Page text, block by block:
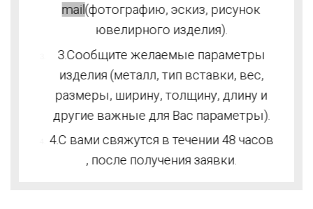
mail (фотографию, эскиз, рисунок
ювелирного изделия).
3.Сообщите желаемые параметры
изделия (металл, тип вставки, вес,
размеры, ширину, толщину, длину и
другие важные для Вас параметры).
4.С вами свяжутся в течении 48 часов
, после получения заявки.